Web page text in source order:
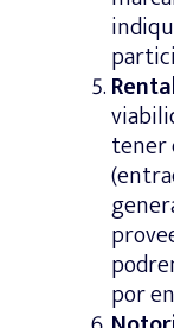
tener
por